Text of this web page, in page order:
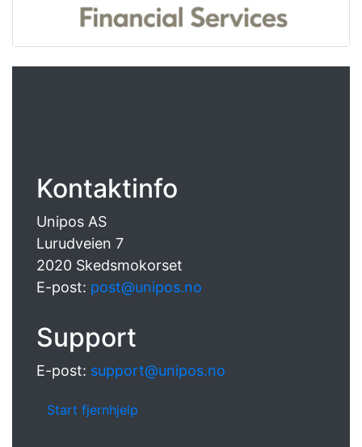
Kontaktinfo
Unipos AS
Lurudveien 7
2020 Skedsmokorset
E-post: post@unipos.no
Support
E-post: support@unipos.no
Start fjernhjelp